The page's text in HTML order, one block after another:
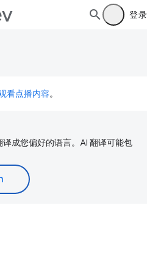
登录
看点播内容。
成您偏好的语言。AI 翻译可能包